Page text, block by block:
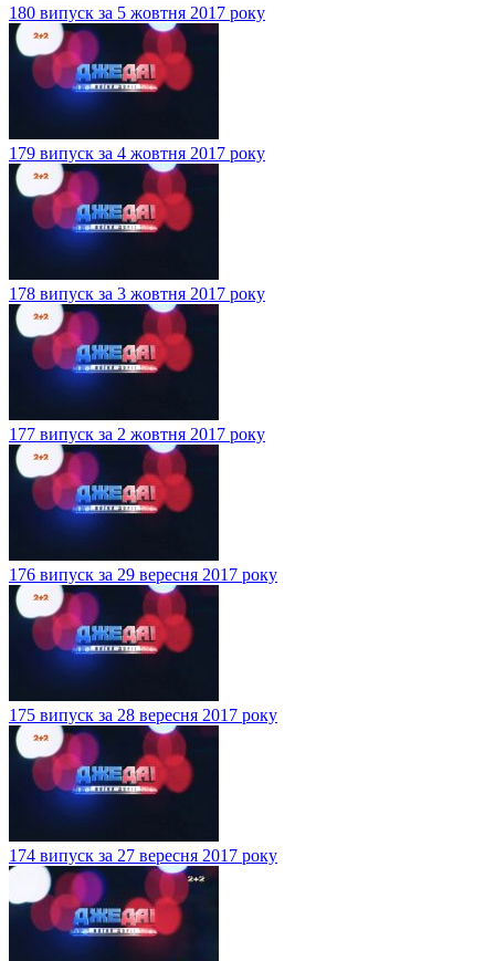
180 випуск за 5 жовтня 2017 року
179 випуск за 4 жовтня 2017 року
178 випуск за 3 жовтня 2017 року
177 випуск за 2 жовтня 2017 року
176 випуск за 29 вересня 2017 року
175 випуск за 28 вересня 2017 року
174 випуск за 27 вересня 2017 року